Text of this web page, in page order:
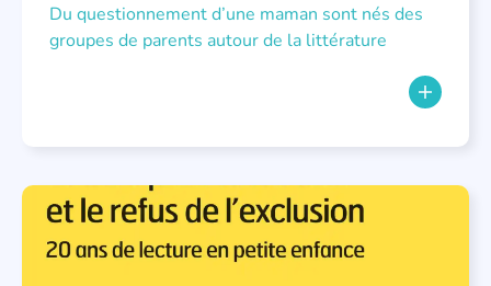
Du questionnement d’une maman sont nés des
groupes de parents autour de la littérature
LECTURE INDIVIDUALISÉE , NOUS AVONS PUBLIÉ